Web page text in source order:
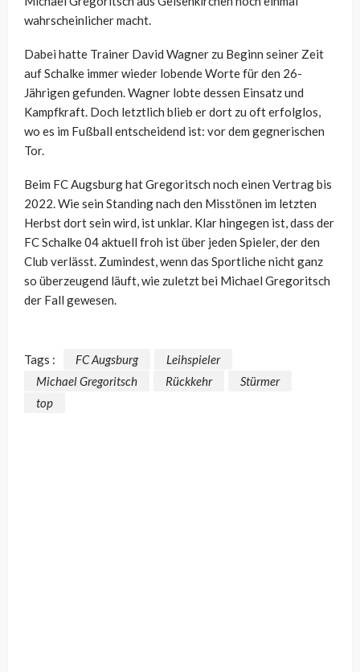
wahrscheinlicher macht.
Dabei hatte Trainer David Wagner zu Beginn seiner Zeit
auf Schalke immer wieder lobende Worte für den 26-
Jährigen gefunden. Wagner lobte dessen Einsatz und
Kampfkraft. Doch letztlich blieb er dort zu oft erfolglos,
wo es im Fußball entscheidend ist: vor dem gegnerischen
Tor.
Beim FC Augsburg hat Gregoritsch noch einen Vertrag bis
2022. Wie sein Standing nach den Misstönen im letzten
Herbst dort sein wird, ist unklar. Klar hingegen ist, dass der
FC Schalke 04 aktuell froh ist über jeden Spieler, der den
Club verlässt. Zumindest, wenn das Sportliche nicht ganz
so überzeugend läuft, wie zuletzt bei Michael Gregoritsch
der Fall gewesen.
Tags : FC Augsburg
Leihspieler
Michael Gregoritsch
Rückkehr
Stürmer
top